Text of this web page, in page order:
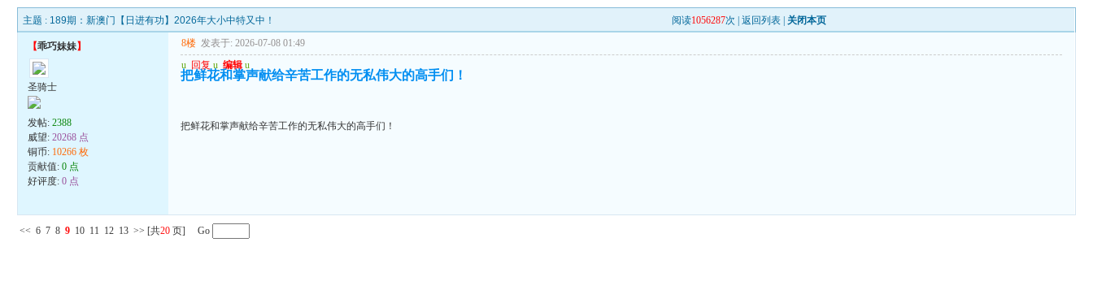
主题 : 189期：新澳门【日进有功】2026年大小中特又中！ 阅读1056287次 |返回列表 关闭本页
【乖巧妹妹】
圣骑士
发帖:2388
威望:20268 点
铜币: 10266 枚
贡献值:0 点
好评度:0 点
8楼 发表于: 2026-07-08 01:49
u 回复 u 编辑 u
把鲜花和掌声献给辛苦工作的无私伟大的高手们！
把鲜花和掌声献给辛苦工作的无私伟大的高手们！
<< 6 7 8 9 10 11 12 13 >> [共20 页] Go